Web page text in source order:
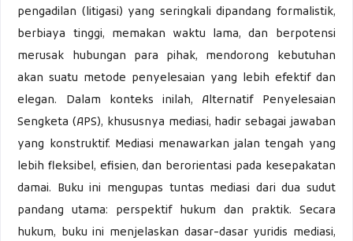
pengadilan (litigasi) yang seringkali dipandang formalistik,
berbiaya tinggi, memakan waktu lama, dan berpotensi
merusak hubungan para pihak, mendorong kebutuhan
akan suatu metode penyelesaian yang lebih efektif dan
elegan. Dalam konteks inilah, Alternatif Penyelesaian
Sengketa (APS), khususnya mediasi, hadir sebagai jawaban
yang konstruktif. Mediasi menawarkan jalan tengah yang
lebih fleksibel, efisien, dan berorientasi pada kesepakatan
damai. Buku ini mengupas tuntas mediasi dari dua sudut
pandang utama: perspektif hukum dan praktik. Secara
hukum, buku ini menjelaskan dasar-dasar yuridis mediasi,